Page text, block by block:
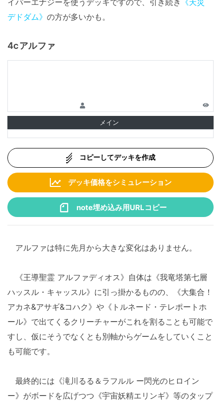
イパーエナジーを使うデッキですので、引き続き 《天災
デドダム》 の方が多いかも。
4cアルファ
メイン
コピーしてデッキを作成
デッキ価格をシミュレーション
note埋め込み用URLコピー
アルファは特に先月から大きな変化はありません。
《王導聖霊 アルファディオス》自体は《我竜塔第七層
ハッスル・キャッスル》に引っ掛かるものの、《大集合！
アカネ&アサギ&コハク》や《トルネード・テレポートホ
ール》で出てくるクリーチャーがこれを割ることも可能で
すし、仮にそうでなくとも別軸からゲームをしていくこと
も可能です。
最終的には《滝川るる＆ラフルル ー閃光のヒロイン
ー》がボードを広げつつ《宇宙妖精エリンギ》等のタップ